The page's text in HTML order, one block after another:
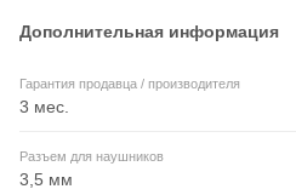
Дополнительная информация
Гарантия продавца / производителя
3 мес.
Разъем для наушников
3,5 мм